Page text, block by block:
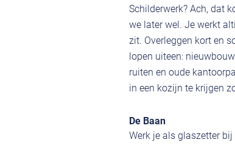
Schilderwerk? Ach, dat
we later wel. Je werkt
zit. Overleggen kort en
lopen uiteen:
ruiten en oude
in een kozijn te krijgen
De Baan
Werk je als glaszetter